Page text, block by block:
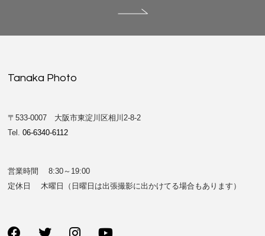
Tanaka Photo
〒533-0007 大阪市東淀川区相川2-8-2
Tel. 06-6340-6112
営業時間 8:30～19:00
定休日 木曜日（日曜日は出張撮影に出かけてる場合もあります）